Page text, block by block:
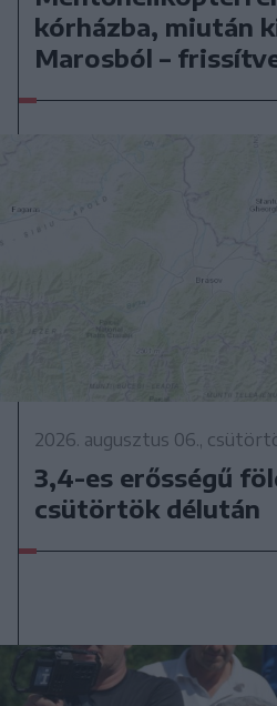
kórházba, miután
Marosból –
2026. augusztus 06.,
3,4-es erősségű
csütörtök délután